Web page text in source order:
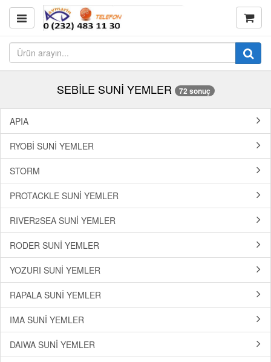
SEBİLE SUNİ YEMLER 72 sonuç
APIA
RYOBİ SUNİ YEMLER
STORM
PROTACKLE SUNİ YEMLER
RIVER2SEA SUNİ YEMLER
RODER SUNİ YEMLER
YOZURI SUNİ YEMLER
RAPALA SUNİ YEMLER
IMA SUNİ YEMLER
DAIWA SUNİ YEMLER